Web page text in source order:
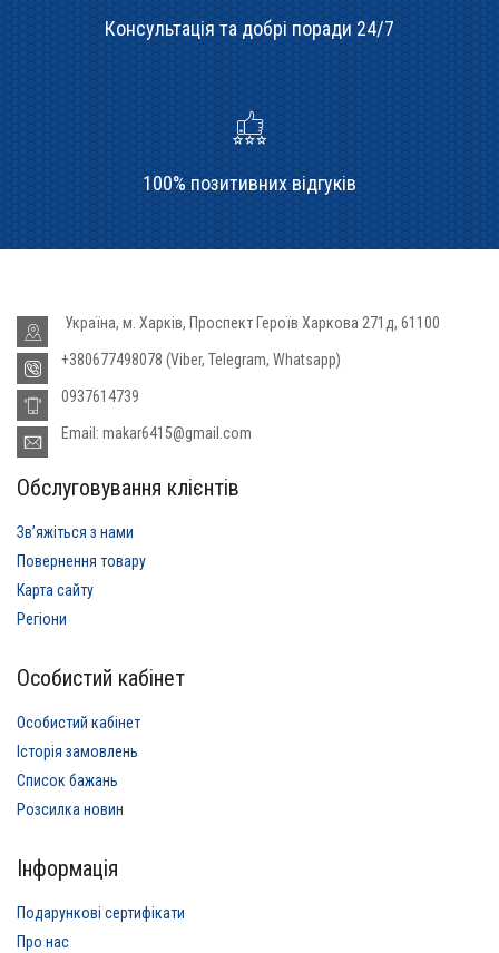
Консультація та добрі поради 24/7
100% позитивних відгуків
Україна, м. Харків, Проспект Героїв Харкова 271д, 61100
+380677498078 (Viber, Telegram, Whatsapp)
0937614739
Email: makar6415@gmail.com
Обслуговування клієнтів
Звʼяжіться з нами
Повернення товару
Карта сайту
Регіони
Особистий кабінет
Особистий кабінет
Історія замовлень
Список бажань
Розсилка новин
Інформація
Подарункові сертифікати
Про нас